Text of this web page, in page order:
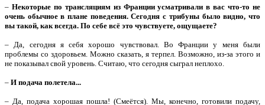
– Некоторые по трансляциям из Франции усматривали в вас что-то не
очень обычное в плане поведения. Сегодня с трибуны было видно, что
вы такой, как всегда. По себе всё это чувствуете, ощущаете?
– Да, сегодня я себя хорошо чувствовал. Во Франции у меня были
проблемы со здоровьем. Можно сказать, я терпел. Возможно, из-за этого и
не показывал свой уровень. Считаю, что сегодня сыграл неплохо.
– И подача полетела...
– Да, подача хорошая пошла! (Смеётся). Мы, конечно, готовили подачу,